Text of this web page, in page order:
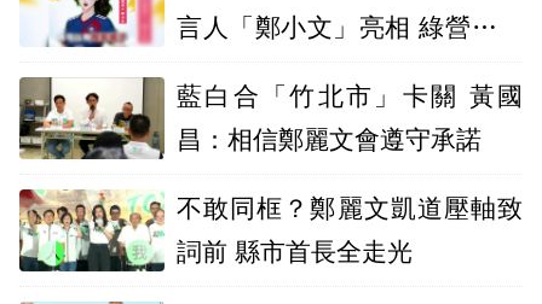
言人「鄭小文」亮相 綠營酸：
藍白合「竹北市」卡關 黃國
昌：相信鄭麗文會遵守承諾
不敢同框？鄭麗文凱道壓軸致
詞前 縣市首長全走光